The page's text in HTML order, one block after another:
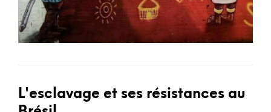
L'esclavage et ses résistances au